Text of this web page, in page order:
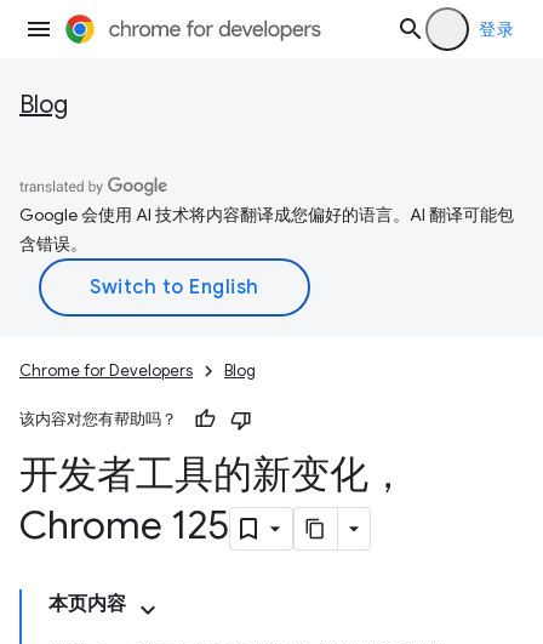
登录
Blog
Google 会使用 AI 技术将内容翻译成您偏好的语言。AI 翻译可能包
含错误。
Chrome for Developers Blog
该内容对您有帮助吗？
开发者工具的新变化，
Chrome 125
本页内容